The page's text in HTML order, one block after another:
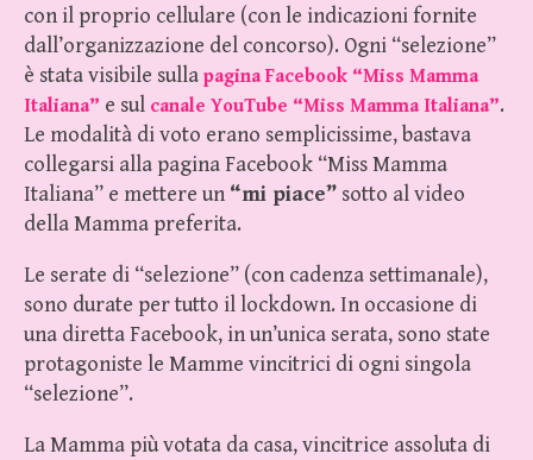
con il proprio cellulare (con le indicazioni fornite
dall’organizzazione del concorso). Ogni “selezione”
è stata visibile sulla pagina Facebook “Miss Mamma
Italiana” e sul canale YouTube “Miss Mamma Italiana”.
Le modalità di voto erano semplicissime, bastava
collegarsi alla pagina Facebook “Miss Mamma
Italiana” e mettere un “mi piace” sotto al video
della Mamma preferita.
Le serate di “selezione” (con cadenza settimanale),
sono durate per tutto il lockdown. In occasione di
una diretta Facebook, in un’unica serata, sono state
protagoniste le Mamme vincitrici di ogni singola
“selezione”.
La Mamma più votata da casa, vincitrice assoluta di